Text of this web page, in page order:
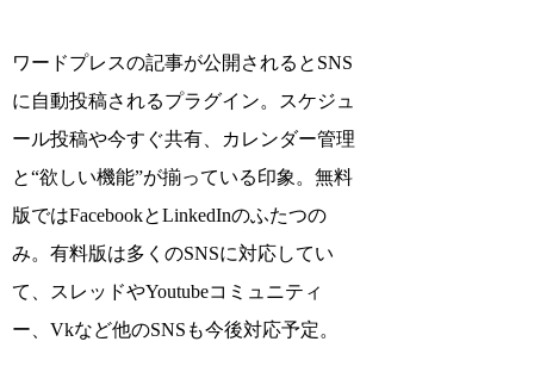
ワードプレスの記事が公開されるとSNS
に自動投稿されるプラグイン。スケジュ
ール投稿や今すぐ共有、カレンダー管理
と“欲しい機能”が揃っている印象。無料
版ではFacebookとLinkedInのふたつの
み。有料版は多くのSNSに対応してい
て、スレッドやYoutubeコミュニティ
ー、Vkなど他のSNSも今後対応予定。